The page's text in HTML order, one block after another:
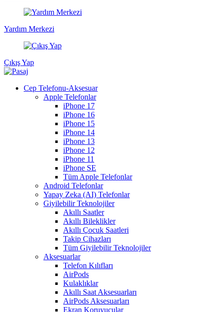
Yardım Merkezi
Çıkış Yap
Cep Telefonu-Aksesuar
Apple Telefonlar
iPhone 17
iPhone 16
iPhone 15
iPhone 14
iPhone 13
iPhone 12
iPhone 11
iPhone SE
Tüm Apple Telefonlar
Android Telefonlar
Yapay Zeka (AI) Telefonlar
Giyilebilir Teknolojiler
Akıllı Saatler
Akıllı Bileklikler
Akıllı Çocuk Saatleri
Takip Cihazları
Tüm Giyilebilir Teknolojiler
Aksesuarlar
Telefon Kılıfları
AirPods
Kulaklıklar
Akıllı Saat Aksesuarları
AirPods Aksesuarları
Ekran Koruyucular